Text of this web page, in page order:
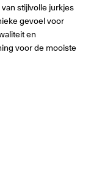
stijlvolle jurkjes
gevoel voor
en
voor de mooiste